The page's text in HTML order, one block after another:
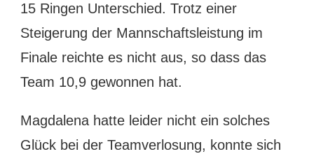
15 Ringen Unterschied. Trotz einer
Steigerung der Mannschaftsleistung im
Finale reichte es nicht aus, so dass das
Team 10,9 gewonnen hat.
Magdalena hatte leider nicht ein solches
Glück bei der Teamverlosung, konnte sich